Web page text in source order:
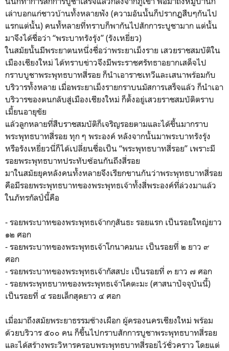
เล่าบอกแก่ชาวบ้านทั้งหลายฟัง (ความอันนั้นก็ปรากฏสืบๆกันไป
แรกแต่นั้น) คนทั้หลายที่ทราบก็พากันไปสักการะบูชามาก แต่นั้น
มาจึงได้ชื่อว่า “พระบาทรังรุ้ง” (รังเหยี่ยว)
ในสมัยนั้นมีพระยาตนหนึ่งชื่อว่าพระยาเม็งราย เสวยราชสมบัติใน
เมืองเชียงใหม่ ได้ทราบข่าวจึงมีพระราชศรัทธาอยากเสด็จไป
กราบบูชาพระพุทธบาทสี่รอย ก็นำเอาราชเทวีและเสนาพร้อมกับ
บริวารทั้งหลาย เมื่อพระยาเม็งรายกราบนมัสการเสร็จแล้ว ก็นำเอา
บริวารของตนกลับสู่เมืองเชียงใหม่ ก็ตั้งอยู่เสวยราชสมบัติตราบ
เมี้ยนอายุขัย
แล้วลูกหลายที่สืบราชสมบัติก็เจริญรอยตามและได้ขึ้นมากราบ
พระพุทธบาทสี่รอย ทุก ๆ พระองค์ หลังจากนั้นมาพระบาทรังรุ้ง
หรือรังเหยี่ยวนี่ก็ได้เปลี่ยนชื่อเป็น “พระพุทธบาทสี่รอย” เพราะมี
รอยพระพุทธบาทประทับซ้อนกันถึงสี่รอย
มาในสมัยยุคหลังคนทั้งหลายจึงเรียกขานกันว่าพระพุทธบาทสี่รอย
คือมีรอยพระพุทธบาทของพระพุทธเจ้าทั้งสี่พระองค์ที่ล่วงมาแล้ว
ในภัทรกัลป์นี้คือ
- รอยพระบาทของพระพุทธเจ้ากกุสันธะ รอยแรก เป็นรอยใหญ่ยาว
๑๒ ศอก
- รอยพระบาทของพระพุทธเจ้าโกนาคมนะ เป็นรอยที่ ๒ ยาว ๙
ศอก
- รอยพระบาทของพระพุทธเจ้ากัสสปะ เป็นรอยที่ ๓ ยาว ๗ ศอก
- รอยพระพุทธบาทของพระพุทธเจ้าโคตะมะ (ศาสนาปัจจุบันนี้)
เป็นรอยที่ ๔ รอยเล็กสุดยาว ๔ ศอก
เมื่อมาถึงสมัยพระยาธรรมช้างเผือก ผู้ครองนครเชียงใหม่ พร้อม
ด้วยบริวาร ๕๐๐ คน ก็ขึ้นไปกราบสักการบูชาพระพุทธบาทสี่รอย
และได้สร้างพระวิหารครอบพระพุทธบาทสี่รอยไว้ชั่วคราว โดยแต่